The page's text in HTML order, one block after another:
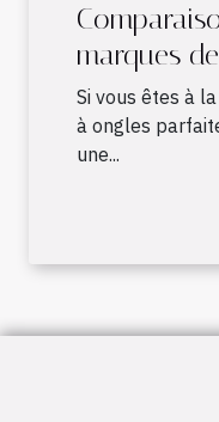
marques
ongles
Si vous êtes à
à ongles
une...